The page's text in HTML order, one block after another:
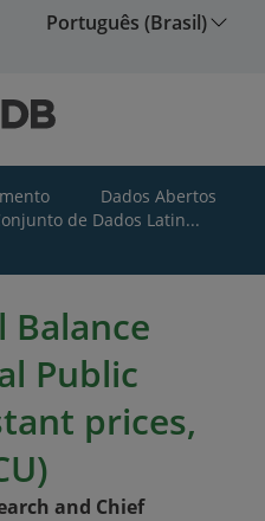
Português (Brasil)
Dados Abertos
de Dados Latin...
Balance
Public
prices,
and Chief